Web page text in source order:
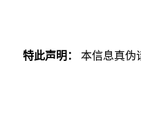
特此声明： 本信息真伪